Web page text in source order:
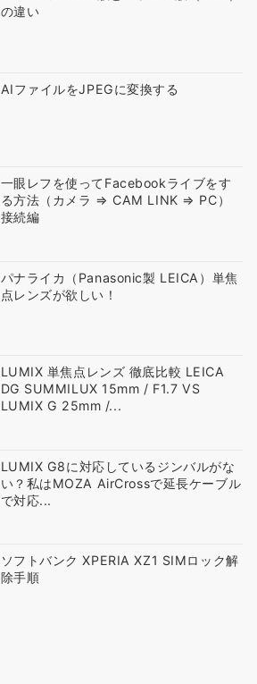
の違い
AIファイルをJPEGに変換する
一眼レフを使ってFacebookライブをす
る方法（カメラ ⇒ CAM LINK ⇒ PC）
接続編
パナライカ（Panasonic製 LEICA）単焦
点レンズが欲しい！
LUMIX 単焦点レンズ 徹底比較 LEICA
DG SUMMILUX 15mm / F1.7 VS
LUMIX G 25mm /...
LUMIX G8に対応しているジンバルがな
い？私はMOZA AirCrossで延長ケーブル
で対応...
ソフトバンク XPERIA XZ1 SIMロック解
除手順